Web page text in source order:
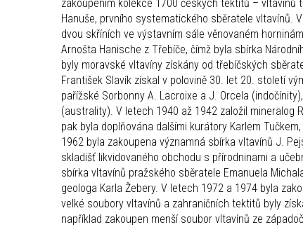
zakoupením kolekce 1700 českých tektitů – vltavínů
Hanuše, prvního systematického sběratele vltavínů.
dvou skříních ve výstavním sále věnovaném
Arnošta Hanische z Třebíče, čímž byla sbírka
byly moravské vltavíny získány od třebíčských
František Slavík získal v polovině 30. let 20. století
pařížské Sorbonny A. Lacroixe a J. Orcela
(australity). V letech 1940 až 1942 založil mineralog
pak byla doplňována dalšími kurátory Karlem
1962 byla zakoupena významná sbírka vltavínů J.
skladišť likvidovaného obchodu s přírodninami a
sbírka vltavínů pražského sběratele Emanuela
geologa Karla Žebery. V letech 1972 a 1974 byla
velké soubory vltavínů a zahraničních tektitů byly
například zakoupen menší soubor vltavínů ze